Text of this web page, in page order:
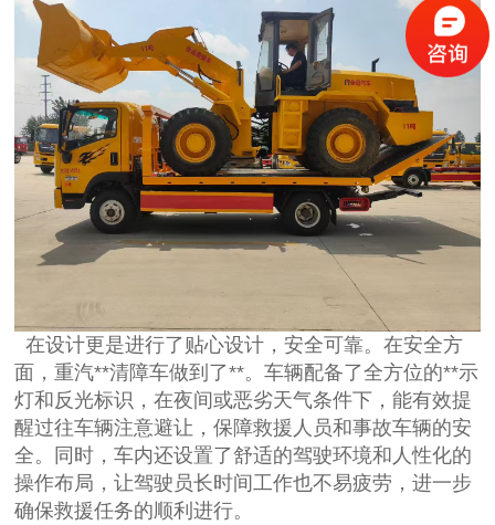
在设计更是进行了贴心设计，安全可靠。在安全方
面，重汽**清障车做到了**。车辆配备了全方位的**示
灯和反光标识，在夜间或恶劣天气条件下，能有效提
醒过往车辆注意避让，保障救援人员和事故车辆的安
全。同时，车内还设置了舒适的驾驶环境和人性化的
操作布局，让驾驶员长时间工作也不易疲劳，进一步
确保救援任务的顺利进行。